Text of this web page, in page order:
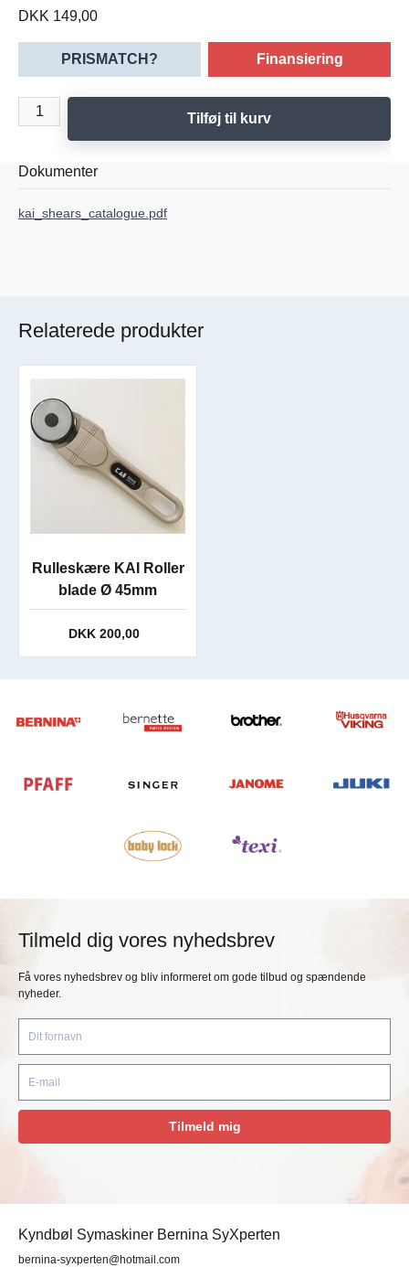
DKK 149,00
PRISMATCH? Finansiering
Tilføj til kurv
Dokumenter
kai_shears_catalogue.pdf
Relaterede produkter
Rulleskære KAI Roller
blade Ø 45mm
DKK 200,00
Tilmeld dig vores nyhedsbrev
Få vores nyhedsbrev og bliv informeret om gode tilbud og spændende
nyheder.
Tilmeld mig
Kyndbøl Symaskiner Bernina SyXperten
bernina-syxperten@hotmail.com